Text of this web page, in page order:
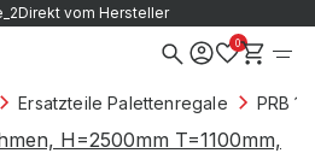
Direkt vom Hersteller
0
Ersatzteile Palettenregale PRB